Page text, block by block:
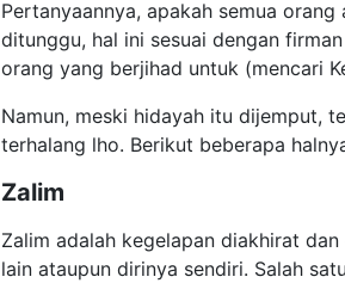
Pertanyaannya, apakah semua
ditunggu, hal ini sesuai dengan
orang yang berjihad untuk (mencari
Namun, meski hidayah itu dijemput,
terhalang lho. Berikut beberapa
Zalim
Zalim adalah kegelapan diakhirat
lain ataupun dirinya sendiri. Salah